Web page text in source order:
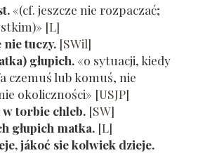
«(cf. jeszcze nie rozpaczać;
[L]
tuczy. [SWil]
głupich.«o sytuacji, kiedy
czemuś lub komuś, nie
okoliczności» [USJP]
w torbie chleb. [SW]
głupich matka. [L]
jákoć sie kolwiek dzieje.